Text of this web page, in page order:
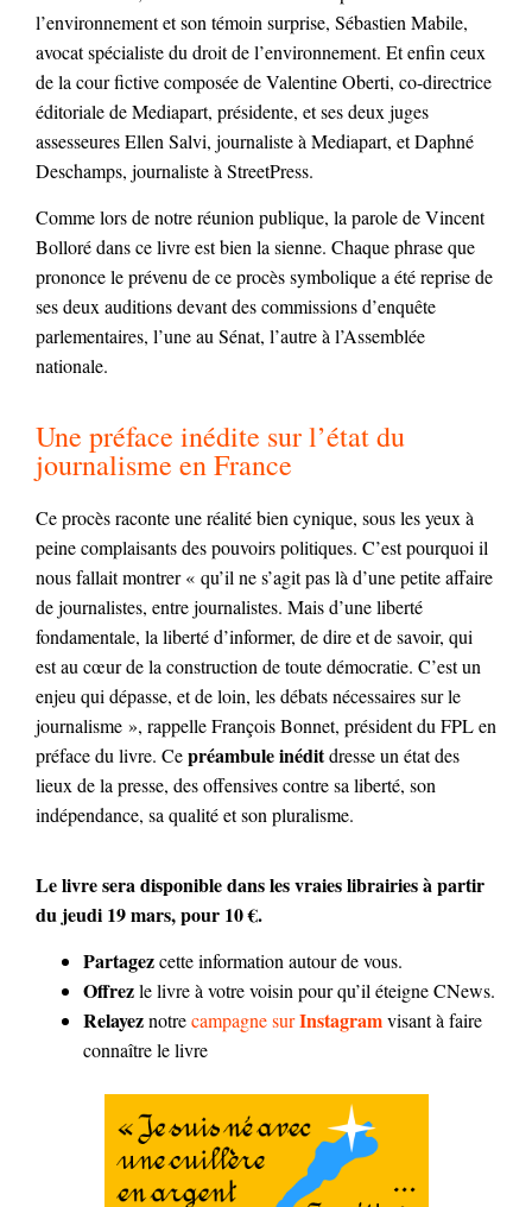
l’environnement et son témoin surprise, Sébastien Mabile,
avocat spécialiste du droit de l’environnement. Et enfin ceux
de la cour fictive composée de Valentine Oberti, co-directrice
éditoriale de Mediapart, présidente, et ses deux juges
assesseures Ellen Salvi, journaliste à Mediapart, et Daphné
Deschamps, journaliste à StreetPress.
Comme lors de notre réunion publique, la parole de Vincent
Bolloré dans ce livre est bien la sienne. Chaque phrase que
prononce le prévenu de ce procès symbolique a été reprise de
ses deux auditions devant des commissions d’enquête
parlementaires, l’une au Sénat, l’autre à l’Assemblée
nationale.
Une préface inédite sur l’état du
journalisme en France
Ce procès raconte une réalité bien cynique, sous les yeux à
peine complaisants des pouvoirs politiques. C’est pourquoi il
nous fallait montrer « qu’il ne s’agit pas là d’une petite affaire
de journalistes, entre journalistes. Mais d’une liberté
fondamentale, la liberté d’informer, de dire et de savoir, qui
est au cœur de la construction de toute démocratie. C’est un
enjeu qui dépasse, et de loin, les débats nécessaires sur le
journalisme », rappelle François Bonnet, président du FPL en
préface du livre. Cepréambule inéditdresse un état des
lieux de la presse, des offensives contre sa liberté, son
indépendance, sa qualité et son pluralisme.
Le livre sera disponible dans les vraies librairies à partir
du jeudi 19 mars, pour 10 €.
Partagezcette information autour de vous.
Offrezle livre à votre voisin pour qu’il éteigne CNews.
Relayeznotrecampagne surInstagramvisant à faire
connaître le livre